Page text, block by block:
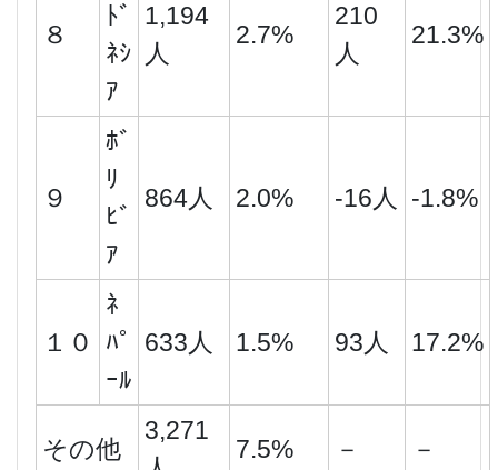
８
ﾄﾞ
ﾈｼ
ｱ
1,194
人
2.7%
210
人
21.3%
９
ﾎﾞ
ﾘ
ﾋﾞ
ｱ
864人 2.0% -16人 -1.8%
１０
ﾈ
ﾊﾟ
ｰﾙ
633人 1.5% 93人 17.2%
その他
3,271
7.5% － －